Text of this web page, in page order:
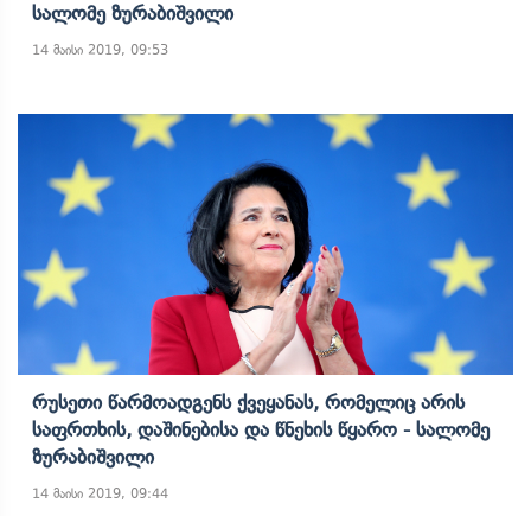
Სალომე Ზურაბიშვილი
14 მაისი 2019, 09:53
Რუსეთი Წარმოადგენს Ქვეყანას, Რომელიც Არის
Საფრთხის, Დაშინებისა Და Წნეხის Წყარო - Სალომე
Ზურაბიშვილი
14 მაისი 2019, 09:44